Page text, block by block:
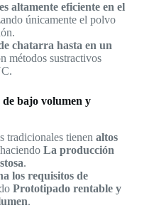
altamente eficiente en el
únicamente el polvo
chatarra hasta en un
métodos sustractivos
de bajo volumen y
tradicionales tienen altos
haciendo La producción
.
los requisitos de
Prototipado rentable y
.